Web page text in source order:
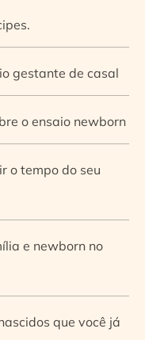
gestante de casal
o ensaio newborn
o tempo do seu
e newborn no
que você já